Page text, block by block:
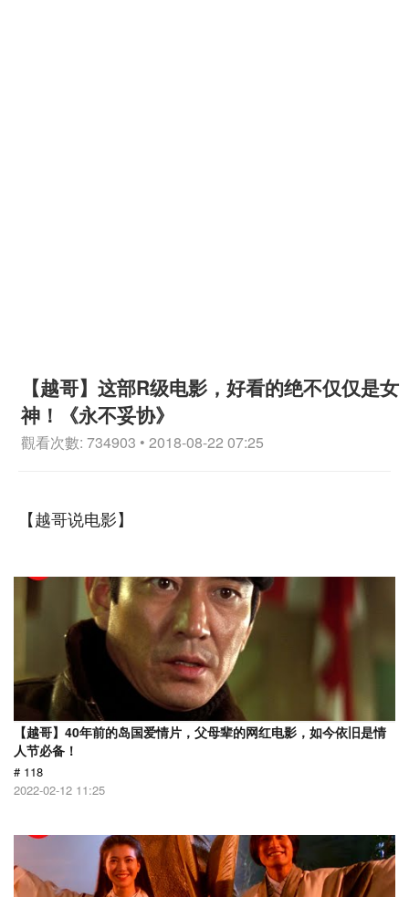
【越哥】这部R级电影，好看的绝不仅仅是女
神！《永不妥协》
觀看次數: 734903 • 2018-08-22 07:25
【越哥说电影】
【越哥】40年前的岛国爱情片，父母辈的网红电影，如今依旧是情
人节必备！
# 118
2022-02-12 11:25